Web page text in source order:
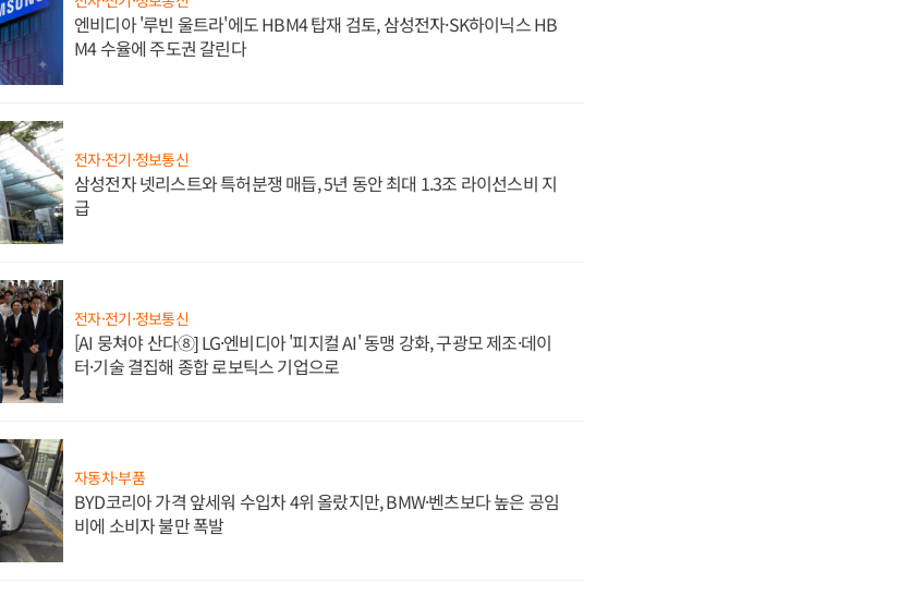
엔비디아 '루빈 울트라'에도 HBM4 탑재 검토, 삼성전자·SK하이닉스 HB
M4 수율에 주도권 갈린다
전자·전기·정보통신
삼성전자 넷리스트와 특허분쟁 매듭, 5년 동안 최대 1.3조 라이선스비 지
급
전자·전기·정보통신
[AI 뭉쳐야 산다⑧] LG·엔비디아 '피지컬 AI' 동맹 강화, 구광모 제조·데이
터·기술 결집해 종합 로보틱스 기업으로
자동차·부품
BYD코리아 가격 앞세워 수입차 4위 올랐지만, BMW·벤츠보다 높은 공임
비에 소비자 불만 폭발